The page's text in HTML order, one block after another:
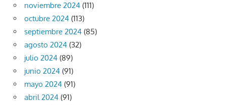
noviembre 2024 (111)
octubre 2024 (113)
septiembre 2024 (85)
agosto 2024 (32)
julio 2024 (89)
junio 2024 (91)
mayo 2024 (91)
abril 2024 (91)